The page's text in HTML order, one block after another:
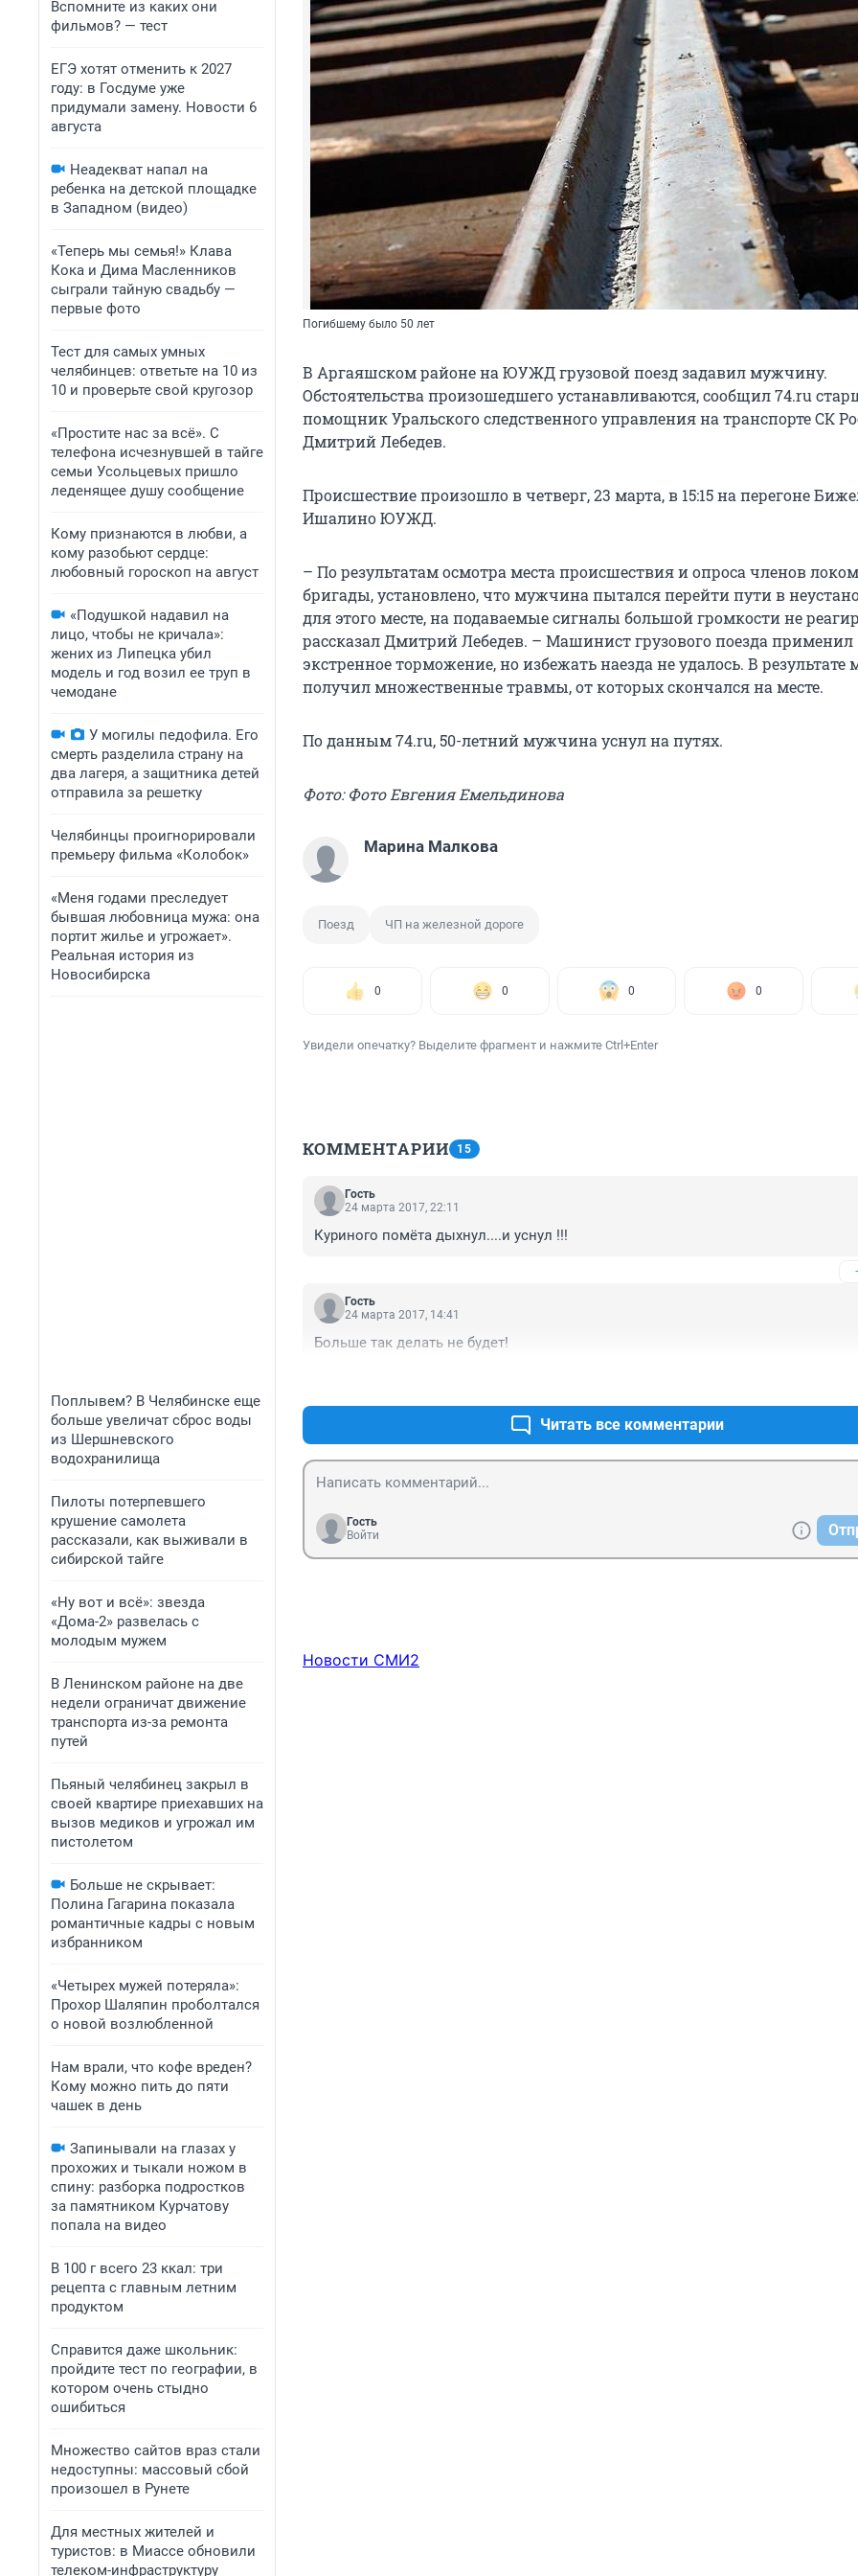
Вспомните из каких они
фильмов? — тест
ЕГЭ хотят отменить к 2027
году: в Госдуме уже
придумали замену. Новости 6
августа
Неадекват напал на
ребенка на детской площадке
в Западном (видео)
«Теперь мы семья!» Клава
Кока и Дима Масленников
сыграли тайную свадьбу —
первые фото
Тест для самых умных
челябинцев: ответьте на 10 из
10 и проверьте свой кругозор
«Простите нас за всё». С
телефона исчезнувшей в тайге
семьи Усольцевых пришло
леденящее душу сообщение
Кому признаются в любви, а
кому разобьют сердце:
любовный гороскоп на август
«Подушкой надавил на
лицо, чтобы не кричала»:
жених из Липецка убил
модель и год возил ее труп в
чемодане
У могилы педофила. Его
смерть разделила страну на
два лагеря, а защитника детей
отправила за решетку
Челябинцы проигнорировали
премьеру фильма «Колобок»
«Меня годами преследует
бывшая любовница мужа: она
портит жилье и угрожает».
Реальная история из
Новосибирска
Поплывем? В Челябинске еще
больше увеличат сброс воды
из Шершневского
водохранилища
Пилоты потерпевшего
крушение самолета
рассказали, как выживали в
сибирской тайге
«Ну вот и всё»: звезда
«Дома-2» развелась с
молодым мужем
В Ленинском районе на две
недели ограничат движение
транспорта из-за ремонта
путей
Пьяный челябинец закрыл в
своей квартире приехавших на
вызов медиков и угрожал им
пистолетом
Больше не скрывает:
Полина Гагарина показала
романтичные кадры с новым
избранником
«Четырех мужей потеряла»:
Прохор Шаляпин проболтался
о новой возлюбленной
Нам врали, что кофе вреден?
Кому можно пить до пяти
чашек в день
Запинывали на глазах у
прохожих и тыкали ножом в
спину: разборка подростков
за памятником Курчатову
попала на видео
В 100 г всего 23 ккал: три
рецепта с главным летним
продуктом
Справится даже школьник:
пройдите тест по географии, в
котором очень стыдно
ошибиться
Множество сайтов враз стали
недоступны: массовый сбой
произошел в Рунете
Для местных жителей и
туристов: в Миассе обновили
телеком-инфраструктуру
Погибшему было 50 лет
В Аргаяшском районе на ЮУЖД грузовой поезд задавил мужчину.
Обстоятельства произошедшего устанавливаются, сообщил 74.ru
помощник Уральского следственного управления на транспорте СК
Дмитрий Лебедев.
Происшествие произошло в четверг, 23 марта, в 15:15 на перегоне
Ишалино ЮУЖД.
– По результатам осмотра места происшествия и опроса членов
бригады, установлено, что мужчина пытался перейти пути в
для этого месте, на подаваемые сигналы большой громкости не
рассказал Дмитрий Лебедев. – Машинист грузового поезда применил
экстренное торможение, но избежать наезда не удалось. В
получил множественные травмы, от которых скончался на месте.
По данным 74.ru, 50-летний мужчина уснул на путях.
Фото: Фото Евгения Емельдинова
Марина Малкова
Поезд ЧП на железной дороге
0 0 0 0
Увидели опечатку? Выделите фрагмент и нажмите Ctrl+Enter
КОММЕНТАРИИ 15
Гость
24 марта 2017, 22:11
Куриного помёта дыхнул....и уснул !!!
Гость
24 марта 2017, 14:41
Больше так делать не будет!
Читать все комментарии
Гость
Войти
Новости СМИ2